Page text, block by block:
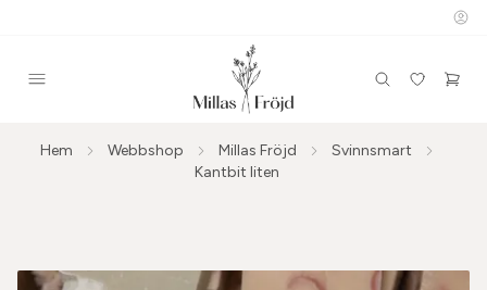
Hem Webbshop Millas Fröjd
Svinnsmart
Kantbit liten